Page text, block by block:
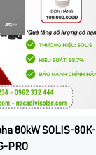
80kW SOLIS-80K-
PRO